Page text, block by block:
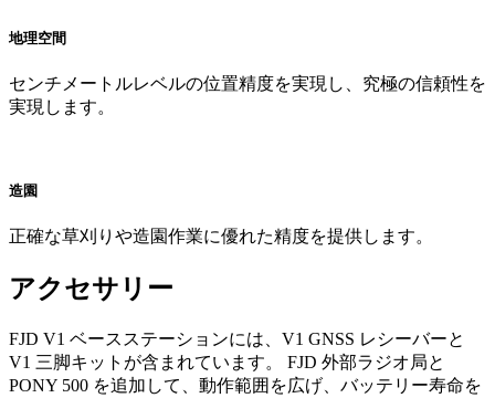
地理空間
センチメートルレベルの位置精度を実現し、究極の信頼性を
実現します。
造園
正確な草刈りや造園作業に優れた精度を提供します。
アクセサリー
FJD V1 ベースステーションには、V1 GNSS レシーバーと
V1 三脚キットが含まれています。 FJD 外部ラジオ局と
PONY 500 を追加して、動作範囲を広げ、バッテリー寿命を